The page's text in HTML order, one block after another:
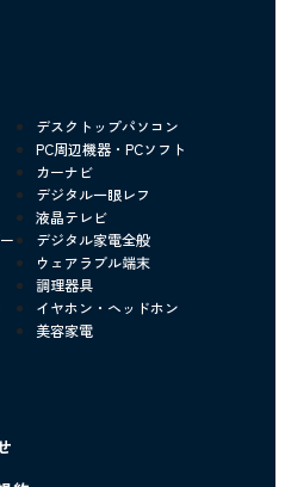
デスクトップパソコン
PC周辺機器・PCソフト
カーナビ
デジタル一眼レフ
液晶テレビ
デジタル家電全般
ウェアラブル端末
調理器具
イヤホン・ヘッドホン
美容家電